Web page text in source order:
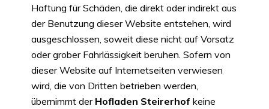
Haftung für Schäden, die direkt oder indirekt aus
der Benutzung dieser Website entstehen, wird
ausgeschlossen, soweit diese nicht auf Vorsatz
oder grober Fahrlässigkeit beruhen. Sofern von
dieser Website auf Internetseiten verwiesen
wird, die von Dritten betrieben werden,
übernimmt der Hofladen Steirerhof keine